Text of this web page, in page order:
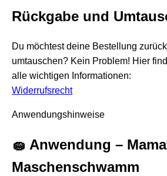
Rückgabe und
Du möchtest deine Bestellung
umtauschen? Kein Problem! Hier
alle wichtigen Informationen:
Widerrufsrecht
Anwendungshinweise
🧽 Anwendung –
Maschenschwamm